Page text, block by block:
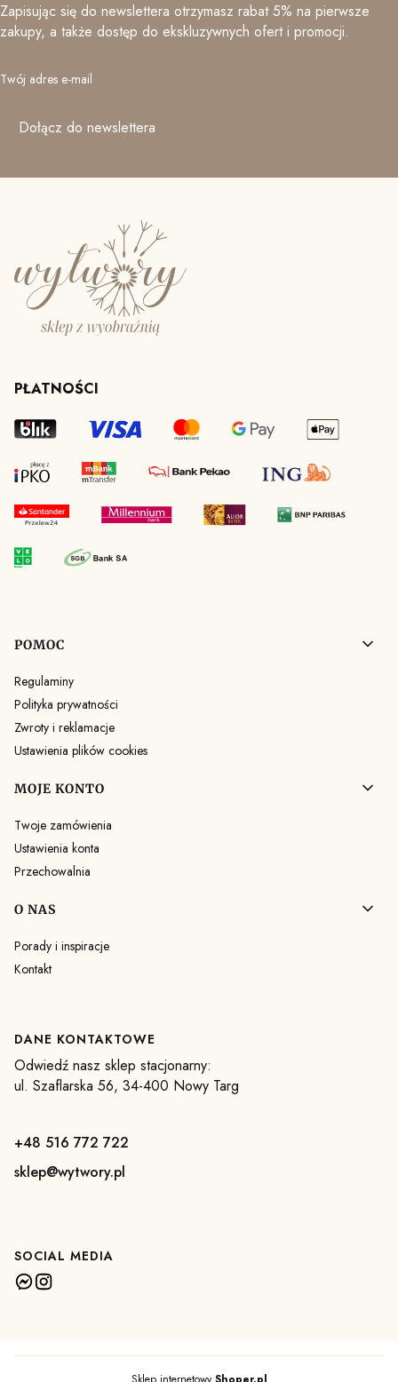
Zapisując się do newslettera otrzymasz rabat 5% na pierwsze
zakupy, a także dostęp do ekskluzywnych ofert i promocji.
Twój adres e-mail
Dołącz do newslettera
PŁATNOŚCI
Linki w stopce
POMOC
Regulaminy
Polityka prywatności
Zwroty i reklamacje
Ustawienia plików cookies
MOJE KONTO
Twoje zamówienia
Ustawienia konta
Przechowalnia
O NAS
Porady i inspiracje
Kontakt
DANE KONTAKTOWE
Odwiedź nasz sklep stacjonarny:
ul. Szaflarska 56, 34-400 Nowy Targ
+48 516 772 722
sklep@wytwory.pl
SOCIAL MEDIA